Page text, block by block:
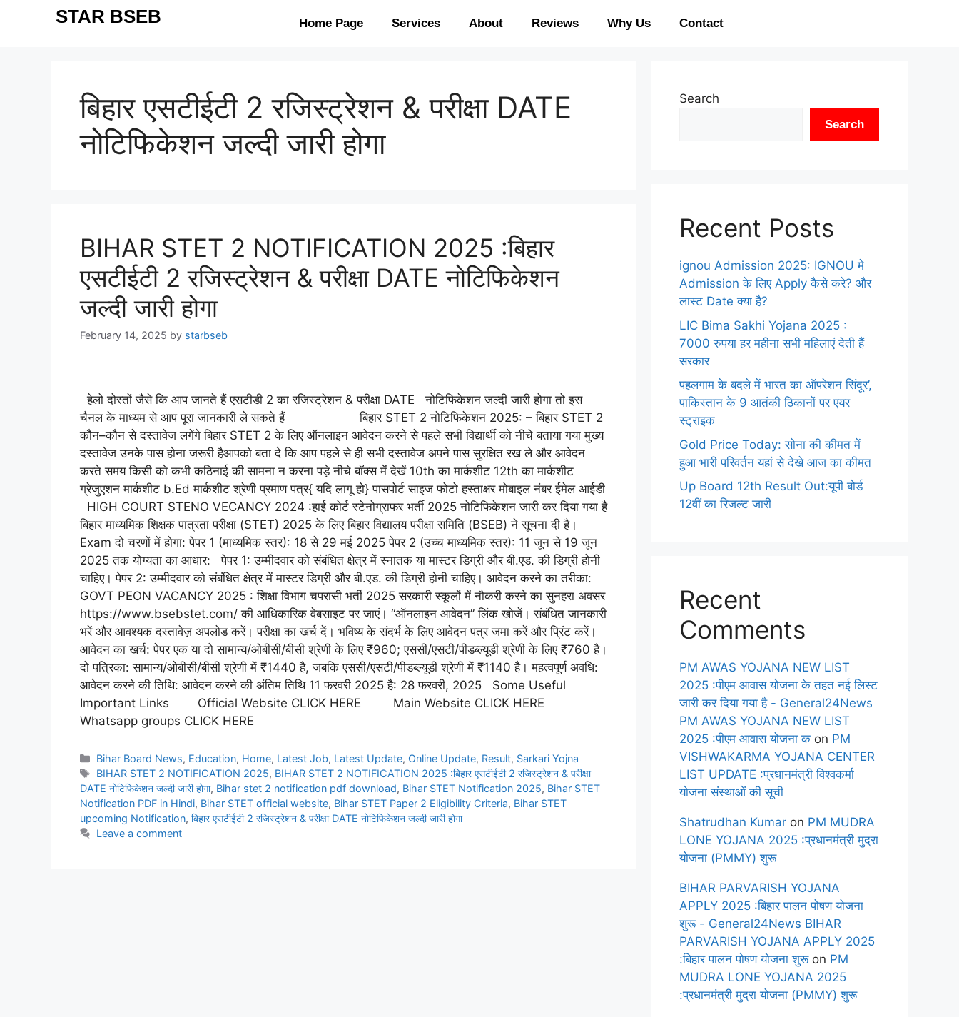
STAR BSEB Home Page Services About Reviews Why Us Contact
बिहार एसटीईटी 2 रजिस्ट्रेशन & परीक्षा DATE
नोटिफिकेशन जल्दी जारी होगा
BIHAR STET 2 NOTIFICATION 2025 :बिहार
एसटीईटी 2 रजिस्ट्रेशन & परीक्षा DATE नोटिफिकेशन
जल्दी जारी होगा
February 14, 2025 by starbseb
हेलो दोस्तों जैसे कि आप जानते हैं एसटीडी 2 का रजिस्ट्रेशन & परीक्षा DATE नोटिफिकेशन जल्दी जारी होगा तो इस
चैनल के माध्यम से आप पूरा जानकारी ले सकते हैं बिहार STET 2 नोटिफिकेशन 2025: – बिहार STET 2
कौन–कौन से दस्तावेज लगेंगे बिहार STET 2 के लिए ऑनलाइन आवेदन करने से पहले सभी विद्यार्थी को नीचे बताया गया मुख्य
दस्तावेज उनके पास होना जरूरी हैआपको बता दे कि आप पहले से ही सभी दस्तावेज अपने पास सुरक्षित रख ले और आवेदन
करते समय किसी को कभी कठिनाई की सामना न करना पड़े नीचे बॉक्स में देखें 10th का मार्कशीट 12th का मार्कशीट
ग्रेजुएशन मार्कशीट b.Ed मार्कशीट श्रेणी प्रमाण पत्र{ यदि लागू हो} पासपोर्ट साइज फोटो हस्ताक्षर मोबाइल नंबर ईमेल आईडी
HIGH COURT STENO VECANCY 2024 :हाई कोर्ट स्टेनोग्राफर भर्ती 2025 नोटिफिकेशन जारी कर दिया गया है
बिहार माध्यमिक शिक्षक पात्रता परीक्षा (STET) 2025 के लिए बिहार विद्यालय परीक्षा समिति (BSEB) ने सूचना दी है।
Exam दो चरणों में होगा: पेपर 1 (माध्यमिक स्तर): 18 से 29 मई 2025 पेपर 2 (उच्च माध्यमिक स्तर): 11 जून से 19 जून
2025 तक योग्यता का आधार: पेपर 1: उम्मीदवार को संबंधित क्षेत्र में स्नातक या मास्टर डिग्री और बी.एड. की डिग्री होनी
चाहिए। पेपर 2: उम्मीदवार को संबंधित क्षेत्र में मास्टर डिग्री और बी.एड. की डिग्री होनी चाहिए। आवेदन करने का तरीका:
GOVT PEON VACANCY 2025 : शिक्षा विभाग चपरासी भर्ती 2025 सरकारी स्कूलों में नौकरी करने का सुनहरा अवसर
https://www.bsebstet.com/ की आधिकारिक वेबसाइट पर जाएं। “ऑनलाइन आवेदन” लिंक खोजें। संबंधित जानकारी
भरें और आवश्यक दस्तावेज़ अपलोड करें। परीक्षा का खर्च दें। भविष्य के संदर्भ के लिए आवेदन पत्र जमा करें और प्रिंट करें।
आवेदन का खर्च: पेपर एक या दो सामान्य/ओबीसी/बीसी श्रेणी के लिए ₹960; एससी/एसटी/पीडब्ल्यूडी श्रेणी के लिए ₹760 है।
दो पत्रिका: सामान्य/ओबीसी/बीसी श्रेणी में ₹1440 है, जबकि एससी/एसटी/पीडब्ल्यूडी श्रेणी में ₹1140 है। महत्वपूर्ण अवधि:
आवेदन करने की तिथि: आवेदन करने की अंतिम तिथि 11 फरवरी 2025 है: 28 फरवरी, 2025 Some Useful
Important Links Official Website CLICK HERE Main Website CLICK HERE
Whatsapp groups CLICK HERE
Bihar Board News, Education, Home, Latest Job, Latest Update, Online Update, Result, Sarkari Yojna
BIHAR STET 2 NOTIFICATION 2025, BIHAR STET 2 NOTIFICATION 2025 :बिहार एसटीईटी 2 रजिस्ट्रेशन & परीक्षा
DATE नोटिफिकेशन जल्दी जारी होगा, Bihar stet 2 notification pdf download, Bihar STET Notification 2025, Bihar STET
Notification PDF in Hindi, Bihar STET official website, Bihar STET Paper 2 Eligibility Criteria, Bihar STET
upcoming Notification, बिहार एसटीईटी 2 रजिस्ट्रेशन & परीक्षा DATE नोटिफिकेशन जल्दी जारी होगा
Leave a comment
Search
Search
Recent Posts
ignou Admission 2025: IGNOU मे
Admission के लिए Apply कैसे करे? और
लास्ट Date क्या है?
LIC Bima Sakhi Yojana 2025 :
7000 रुपया हर महीना सभी महिलाएं देती हैं
सरकार
पहलगाम के बदले में भारत का ऑपरेशन सिंदूर’,
पाकिस्तान के 9 आतंकी ठिकानों पर एयर
स्ट्राइक
Gold Price Today: सोना की कीमत में
हुआ भारी परिवर्तन यहां से देखे आज का कीमत
Up Board 12th Result Out:यूपी बोर्ड
12वीं का रिजल्ट जारी
Recent
Comments
PM AWAS YOJANA NEW LIST
2025 :पीएम आवास योजना के तहत नई लिस्ट
जारी कर दिया गया है - General24News
PM AWAS YOJANA NEW LIST
2025 :पीएम आवास योजना क on PM
VISHWAKARMA YOJANA CENTER
LIST UPDATE :प्रधानमंत्री विश्वकर्मा
योजना संस्थाओं की सूची
Shatrudhan Kumar on PM MUDRA
LONE YOJANA 2025 :प्रधानमंत्री मुद्रा
योजना (PMMY) शुरू
BIHAR PARVARISH YOJANA
APPLY 2025 :बिहार पालन पोषण योजना
शुरू - General24News BIHAR
PARVARISH YOJANA APPLY 2025
:बिहार पालन पोषण योजना शुरूon PM
MUDRA LONE YOJANA 2025
:प्रधानमंत्री मुद्रा योजना (PMMY) शुरू